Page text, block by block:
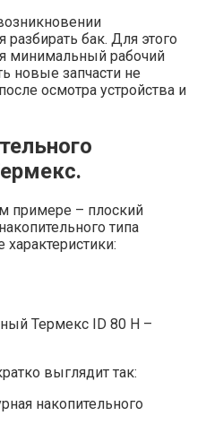
разбирать бак. Для этого
минимальный рабочий
новые запчасти не
осмотра устройства и
примере – плоский
типа
Термекс ID 80 H –
выглядит так:
накопительного